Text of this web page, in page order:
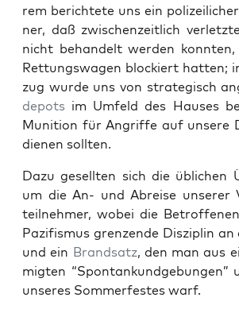
rem berich­te­te uns ein
ner, daß zwi­schen­zeit­lich
nicht behan­delt wer­den
Ret­tungs­wa­gen blo­ckiert hat­ten;
zug wur­de uns von stra­te­gisch
de­pots im Umfeld des Hau­ses
Muni­ti­on für Angrif­fe auf unse­re
die­nen sollten.
Dazu gesell­ten sich die übli­chen
um die An- und Abrei­se unse­rer
teil­neh­mer, wobei die
Pazi­fis­mus gren­zen­de Dis­zi­plin an
und ein Brand­satz, den man aus
mig­ten “Spon­tan­kund­ge­bun­gen”
unse­res Som­mer­fes­tes warf.